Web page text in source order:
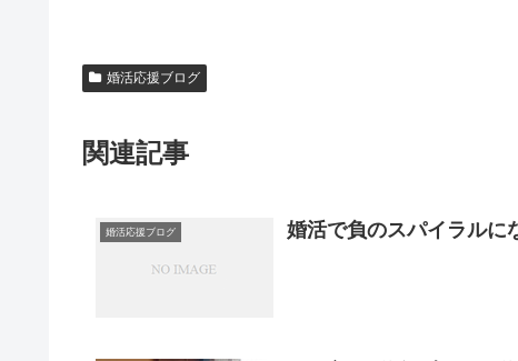
婚活応援ブログ
関連記事
婚活応援ブログ 婚活で負のスパイラルに